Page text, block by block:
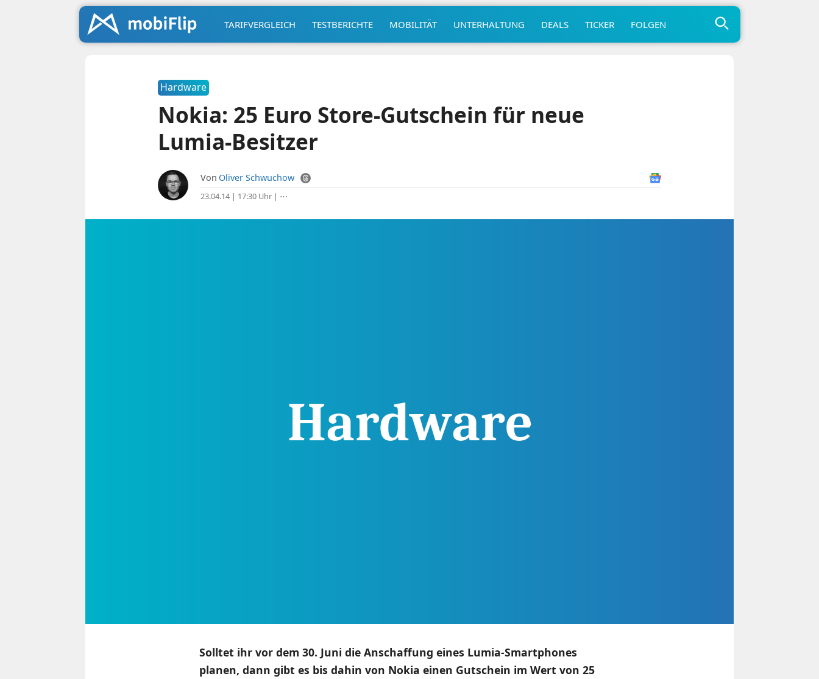
TARIFVERGLEICH TESTBERICHTE MOBILITÄT UNTERHALTUNG DEALS TICKER FOLGEN
Hardware
Nokia: 25 Euro Store-Gutschein für neue
Lumia-Besitzer
Von Oliver Schwuchow
23.04.14 | 17:30 Uhr| ⋯
Solltet ihr vor dem 30. Juni die Anschaffung eines Lumia-Smartphones
planen, dann gibt es bis dahin von Nokia einen Gutschein im Wert von 25